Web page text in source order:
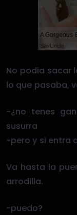
A Gorgeous
SayUncle
No podia sacar
lo que pasaba,
-¿no tenes
susurra
-pero y si entra
Va hasta la
arrodilla.
-puedo?